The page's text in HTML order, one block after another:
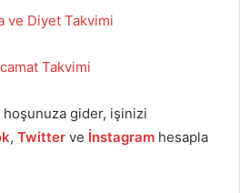
ve Diyet Takvimi
Takvimi
hoşunuza gider, işinizi
, Twitter ve İnstagram hesapla